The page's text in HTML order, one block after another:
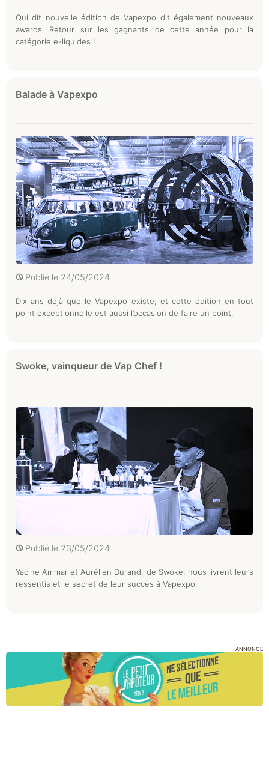
Qui dit nouvelle édition de Vapexpo dit également nouveaux
awards. Retour sur les gagnants de cette année pour la
catégorie e-liquides !
Balade à Vapexpo
Publié le 24/05/2024
Dix ans déjà que le Vapexpo existe, et cette édition en tout
point exceptionnelle est aussi l’occasion de faire un point.
Swoke, vainqueur de Vap Chef !
Publié le 23/05/2024
Yacine Ammar et Aurélien Durand, de Swoke, nous livrent leurs
ressentis et le secret de leur succès à Vapexpo.
ANNONCE